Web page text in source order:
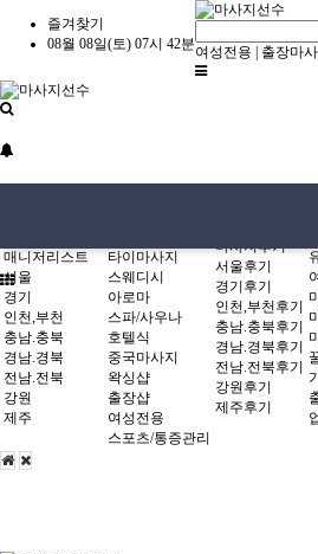
즐겨찾기
08월 08일(토) 07시 42분여성전용 출장마사
매니저리스트
서울
경기
인천,부천
충남.충북
경남.경북
전남.전북
강원
제주
타이마사지
스웨디시
아로마
스파/사우나
호텔식
중국마사지
왁싱샵
출장샵
여성전용
스포츠/통증관리
마사지후기
서울후기
경기후기
인천,부천후기
충남.충북후기
경남.경북후기
전남.전북후기
강원후기
제주후기